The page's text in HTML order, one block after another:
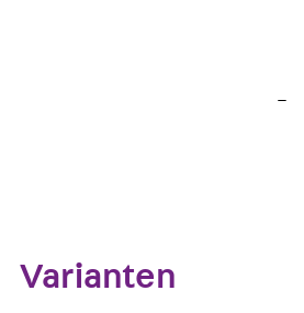
Varianten